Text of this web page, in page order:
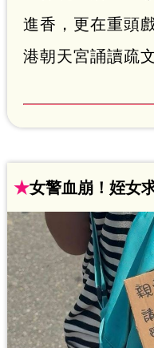
進香，更在重頭
港朝天宮誦讀疏
僅要精準唸出大
無法離席，甚至
★女警血崩！姪女